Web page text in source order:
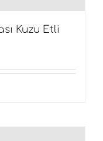
Kuzu Etli